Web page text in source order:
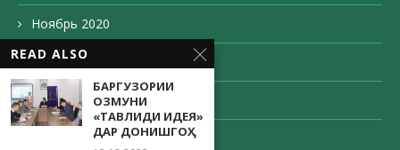
Ноябрь 2020
Октябрь 2020
Сентябрь 2020
Август 2020
READ ALSO
БАРГУЗОРИИ
ОЗМУНИ
«ТАВЛИДИ ИДЕЯ»
ДАР ДОНИШГОҲ